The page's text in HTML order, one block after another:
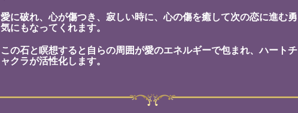
愛に破れ、心が傷つき、寂しい時に、心の傷を癒して次の恋に進む勇
気にもなってくれます。
この石と瞑想すると自らの周囲が愛のエネルギーで包まれ、ハートチ
ャクラが活性化します。